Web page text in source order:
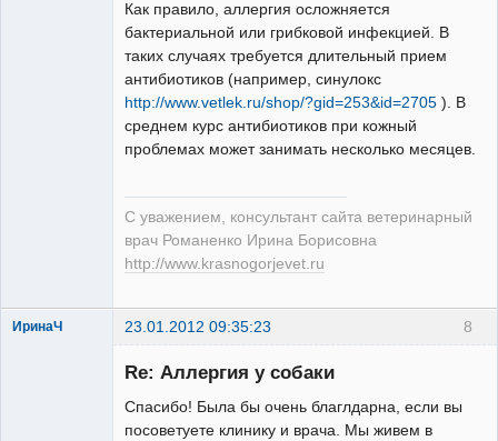
Как правило, аллергия осложняется
бактериальной или грибковой инфекцией. В
таких случаях требуется длительный прием
антибиотиков (например, синулокс
http://www.vetlek.ru/shop/?gid=253&id=2705 ). В
среднем курс антибиотиков при кожный
проблемах может занимать несколько месяцев.
С уважением, консультант сайта ветеринарный
врач Романенко Ирина Борисовна
http://www.krasnogorjevet.ru
8
ИринаЧ 23.01.2012 09:35:23
Зарегистрированный
Re: Аллергия у собаки
Спасибо! Была бы очень благлдарна, если вы
посоветуете клинику и врача. Мы живем в